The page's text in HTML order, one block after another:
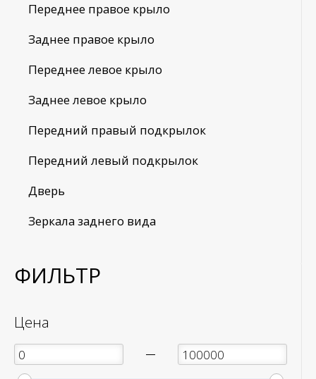
Переднее правое крыло
Заднее правое крыло
Переднее левое крыло
Заднее левое крыло
Передний правый подкрылок
Передний левый подкрылок
Дверь
Зеркала заднего вида
ФИЛЬТР
Цена
—